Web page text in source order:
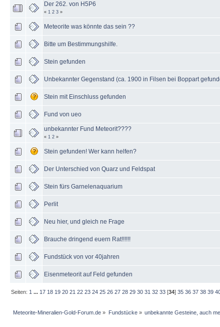
Der 262. von H5P6
« 1 2 3 »
Meteorite was könnte das sein ??
Bitte um Bestimmungshilfe.
Stein gefunden
Unbekannter Gegenstand (ca. 1900 in Filsen bei Boppart
Stein mit Einschluss gefunden
Fund von ueo
unbekannter Fund Meteorit????
« 1 2 »
Stein gefunden! Wer kann helfen?
Der Unterschied von Quarz und Feldspat
Stein fürs Garnelenaquarium
Perlit
Neu hier, und gleich ne Frage
Brauche dringend euern Rat!!!!!!
Fundstück von vor 40jahren
Eisenmeteorit auf Feld gefunden
Seiten: 1 ... 17 18 19 20 21 22 23 24 25 26 27 28 29 30 31 32 33 [34]35 36 37 38 39
Meteorite-Mineralien-Gold-Forum.de » Fundstücke» unbekannte Gesteine, auch